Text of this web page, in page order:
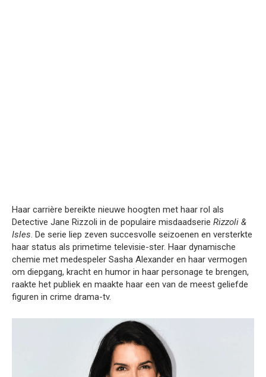
Haar carrière bereikte nieuwe hoogten met haar rol als
Detective Jane Rizzoli in de populaire misdaadserie Rizzoli &
Isles. De serie liep zeven succesvolle seizoenen en versterkte
haar status als primetime televisie-ster. Haar dynamische
chemie met medespeler Sasha Alexander en haar vermogen
om diepgang, kracht en humor in haar personage te brengen,
raakte het publiek en maakte haar een van de meest geliefde
figuren in crime drama-tv.